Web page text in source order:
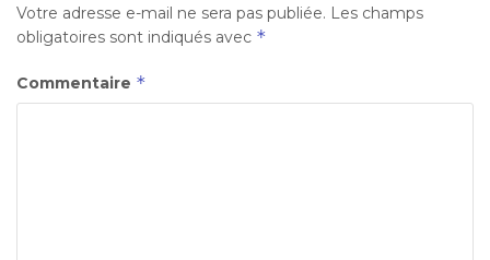
Votre adresse e-mail ne sera pas publiée. Les champs
obligatoires sont indiqués avec *
Commentaire *